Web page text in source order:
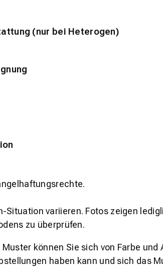
(nur bei Heterogen)
variieren. Fotos zeigen
zu überprüfen.
können Sie sich von Farbe
haben kann und sich das